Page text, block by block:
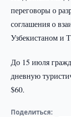
переговоры о
соглашения о
Узбекистаном и
До 15 июля
дневную
$60.
Поделиться: